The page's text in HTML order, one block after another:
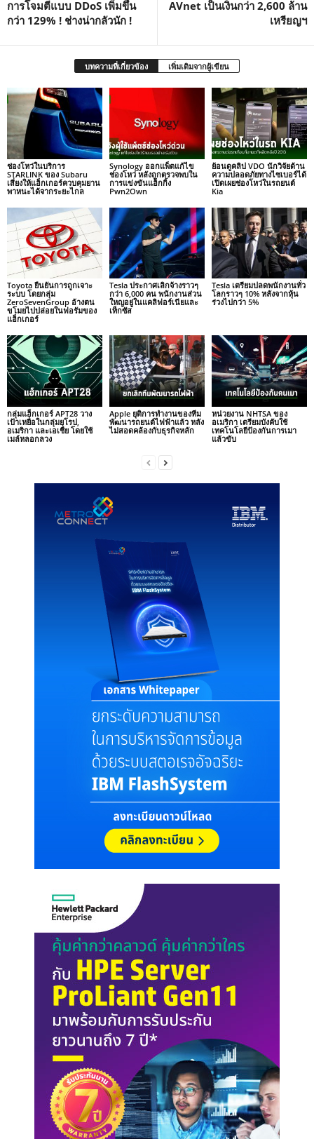
การโจมตีแบบ DDoS เพิ่มขึ้น
กว่า 129% ! ช่างน่ากลัวนัก !
AVnet เป็นเงินกว่า 2,600 ล้าน
เหรียญฯ
บทความที่เกี่ยวข้อง เพิ่มเติมจากผู้เขียน
ช่องโหว่ในบริการ
STARLINK ของ Subaru
เสี่ยงให้แฮ็กเกอร์ควบคุมยาน
พาหนะได้จากระยะไกล
Synology ออกแพ็ตแก้ไข
ช่องโหว่ หลังถูกตรวจพบใน
การแข่งขันแฮ็กกิ้ง
Pwn2Own
ย้อนดูคลิป VDO นักวิจัยด้าน
ความปลอดภัยทางไซเบอร์ได้
เปิดเผยช่องโหว่ในรถยนต์
Kia
Toyota ยืนยันการถูกเจาะ
ระบบ โดยกลุ่ม
ZeroSevenGroup อ้างตน
ขโมยไปปล่อยในฟอรัมของ
แฮ็กเกอร์
Tesla ประกาศเลิกจ้างราวๆ
กว่า 6,000 คน พนักงานส่วน
ใหญอยู่ในแคลิฟอร์เนียและ
เท็กซัส
Tesla เตรียมปลดพนักงานทั่ว
โลกราวๆ 10% หลังจากหุ้น
ร่วงไปกว่า 5%
กลุ่มแฮ็กเกอร์ APT28 วาง
เป้าเหยื่อในกลุ่มยุโรป,
อเมริกา และเอเชีย โดยใช้
เมล์หลอกลวง
Apple ยุติการทำงานของทีม
พัฒนารถยนต์ไฟฟ้าแล้ว หลัง
ไม่สอดคล้องกับธุรกิจหลัก
หน่วยงาน NHTSA ของ
อเมริกา เตรียมบังคับใช้
เทคโนโลยีป้องกันการเมา
แล้วขับ